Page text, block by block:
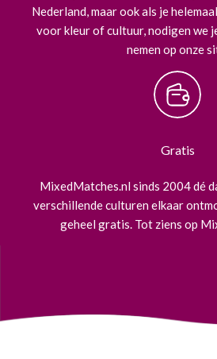
Nederland, maar ook als je
voor kleur of cultuur, nodigen we
nemen op onze
Gratis
MixedMatches.nl sinds 2004 dé
verschillende culturen elkaar
geheel gratis. Tot ziens op